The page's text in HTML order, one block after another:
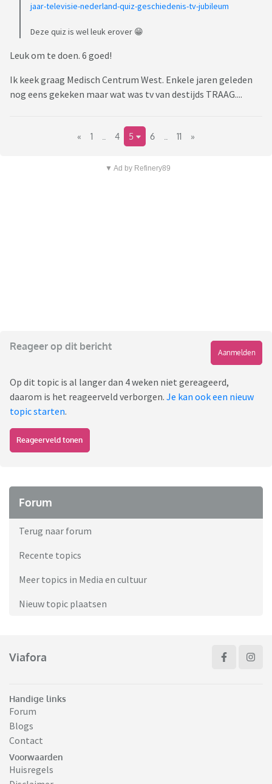
jaar-televisie-nederland-quiz-geschiedenis-tv-jubileum
Deze quiz is wel leuk erover 😁
Leuk om te doen. 6 goed!
Ik keek graag Medisch Centrum West. Enkele jaren geleden
nog eens gekeken maar wat was tv van destijds TRAAG....
« 1 4 5 6 11 »
▼ Ad by Refinery89
Reageer op dit bericht
Aanmelden
Op dit topic is al langer dan 4 weken niet gereageerd,
daarom is het reageerveld verborgen. Je kan ook een nieuw
topic starten.
Reageerveld tonen
Forum
Terug naar forum
Recente topics
Meer topics in Media en cultuur
Nieuw topic plaatsen
Viafora
Handige links
Forum
Blogs
Contact
Voorwaarden
Huisregels